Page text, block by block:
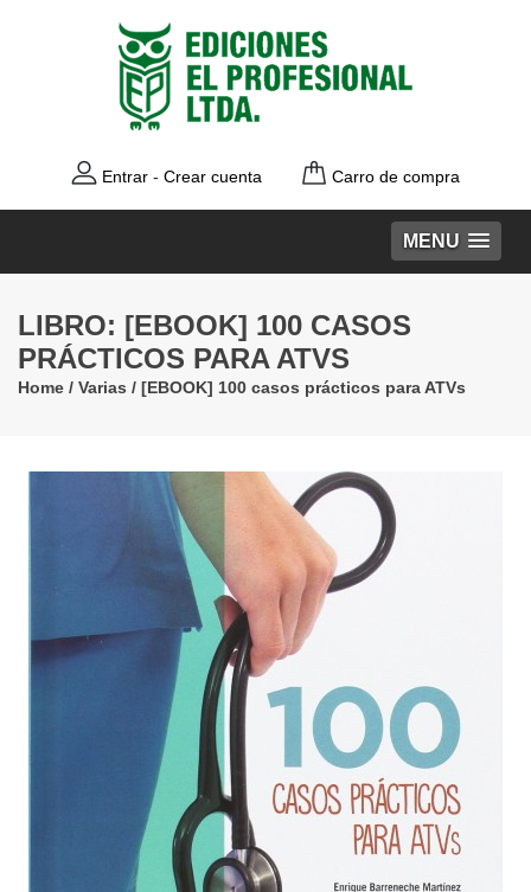
Entrar - Crear cuenta Carro de compra
MENU
LIBRO: [EBOOK] 100 CASOS
PRÁCTICOS PARA ATVS
Home / Varias / [EBOOK] 100 casos prácticos para ATVs